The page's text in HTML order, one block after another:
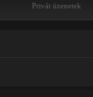
Privát üzenetek